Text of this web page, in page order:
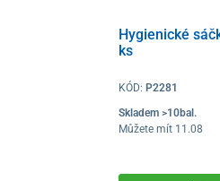
Hygienické
ks
KÓD: P2281
Skladem >10bal.
Můžete mít 11.08